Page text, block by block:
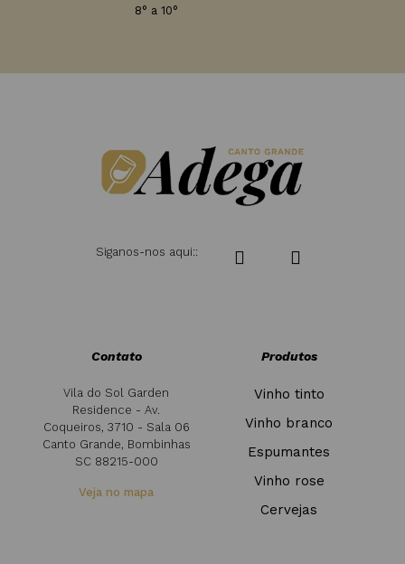
8° a 10°
Siganos-nos aqui::
Contato
Vila do Sol Garden
Residence - Av.
Coqueiros, 3710 - Sala 06
Canto Grande, Bombinhas
SC 88215-000
Veja no mapa
Produtos
Vinho tinto
Vinho branco
Espumantes
Vinho rose
Cervejas